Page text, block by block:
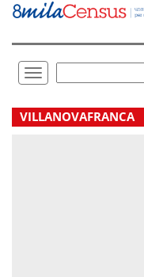
Vai
direttamente
Toggle
navigation
.
VILLANOVAFRANCA